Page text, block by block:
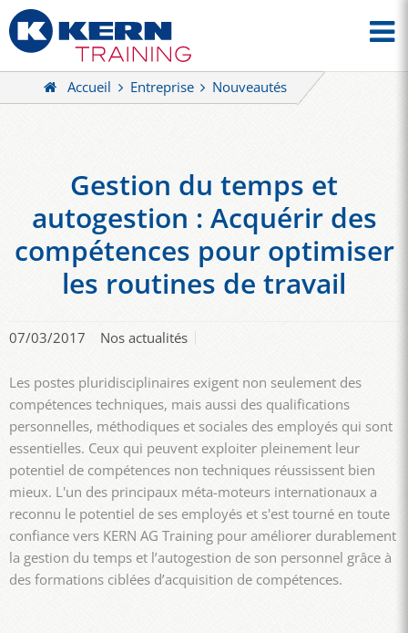
Accueil Entreprise Nouveautés
Gestion du temps et
autogestion : Acquérir des
compétences pour optimiser
les routines de travail
07/03/2017 Nos actualités
Les postes pluridisciplinaires exigent non seulement des
compétences techniques, mais aussi des qualifications
personnelles, méthodiques et sociales des employés qui sont
essentielles. Ceux qui peuvent exploiter pleinement leur
potentiel de compétences non techniques réussissent bien
mieux. L'un des principaux méta-moteurs internationaux a
reconnu le potentiel de ses employés et s'est tourné en toute
confiance vers KERN AG Training pour améliorer durablement
la gestion du temps et l’autogestion de son personnel grâce à
des formations ciblées d’acquisition de compétences.